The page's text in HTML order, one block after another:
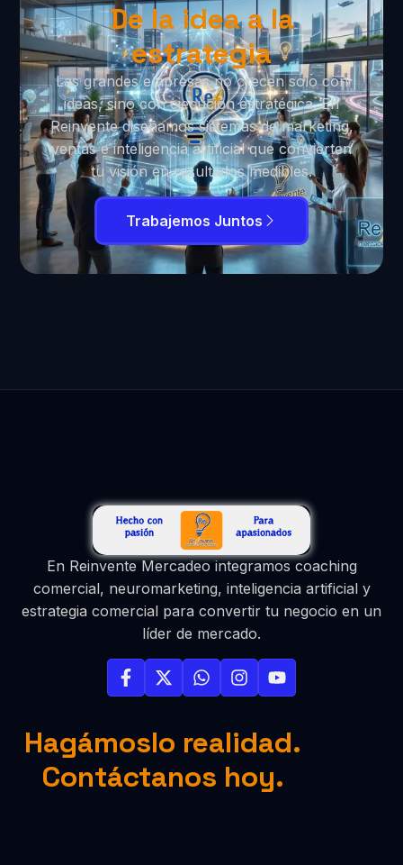
De la idea a la
estrategia
Las grandes empresas no crecen solo con
ideas, sino con ejecución estratégica. En
Reinvente diseñamos sistemas de marketing,
ventas e inteligencia artificial que convierten
tu visión en resultados medibles.
Trabajemos Juntos
En Reinvente Mercadeo integramos coaching
comercial, neuromarketing, inteligencia artificial y
estrategia comercial para convertir tu negocio en un
líder de mercado.
Hagámoslo realidad.
Contáctanos hoy.